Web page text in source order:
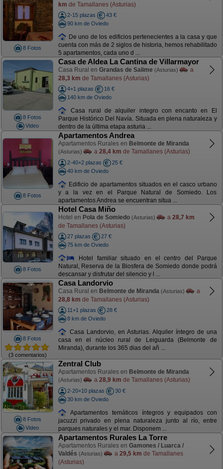
8 Fotos
km de Tamallanes (Asturias)
2-15 plazas
43 €
90 km de Oviedo
De uno de los edificios pertenecientes a la casa y que
cuenta con más de 2 siglos de historia, hemos rehabilitado
5 apartamentos, cada uno d ...
8 Fotos
Video
Casa de Aldea La Cantina de Villarmayor
Casa Rural en Grandas de Salime (Asturias)
a
28,3 km de Tamallanes (Asturias)
4+1 plazas
16 €
140 km de Oviedo
Casa rural de alquiler integro con encanto en El
Parque Histórico Del Navía. Situada en plena naturaleza y
dentro de la última etapa asturia ...
8 Fotos
Apartamentos Andrea
Apartamentos Rurales en Belmonte de Miranda
(Asturias) a 28,4 km de Tamallanes (Asturias)
2-40+2 plazas
25 €
40 km de Oviedo
Edificio de apartamentos situados en el casco urbano
y a la vez en el Parque Natural de Somiedo. Los
apartamentos Andrea se encuentran situa ...
8 Fotos
Hotel Casa Miño
Hotel en Pola de Somiedo (Asturias) a 28,7 km
de Tamallanes (Asturias)
27 plazas
27 €
75 km de Oviedo
Hotel familiar situado en el centro del Parque
Natural, Reserva de la Biosfera de Somiedo donde podrá
descansar y disfrutar del silencio y l ...
8 Fotos
(3 comentarios)
Casa Landorvio
Casa Rural en Belmonte de Miranda (Asturias)
a
28,8 km de Tamallanes (Asturias)
11+1 plazas
28 €
8 km de Oviedo
Casa Landorvio, en Asturias. Alquiler íntegro de una
casa en el núcleo rural de Leiguarda (Belmonte de
Miranda), durante los 365 dias del añ ...
8 Fotos
Video
Zentral Club
Apartamentos Rurales en Belmonte de Miranda
(Asturias) a 28,9 km de Tamallanes (Asturias)
2-20+10 plazas
30 €
30 km de Oviedo
Apartamentos temáticos íntegros y equipados con
jacuzzi privado en plena naturaleza junto al río, entre
parques naturales y el mar. Disponem ...
Apartamentos Rurales La Torre
Apartamentos Rurales en Gamones / Luarca /
Valdés (Asturias) a 29,5 km de Tamallanes
(Asturias)